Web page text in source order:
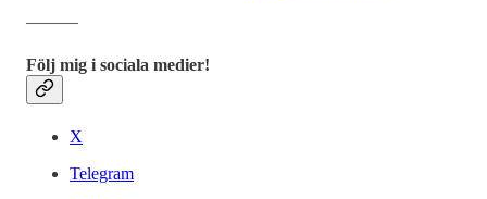
―――
Följ mig i sociala medier!
X
Telegram